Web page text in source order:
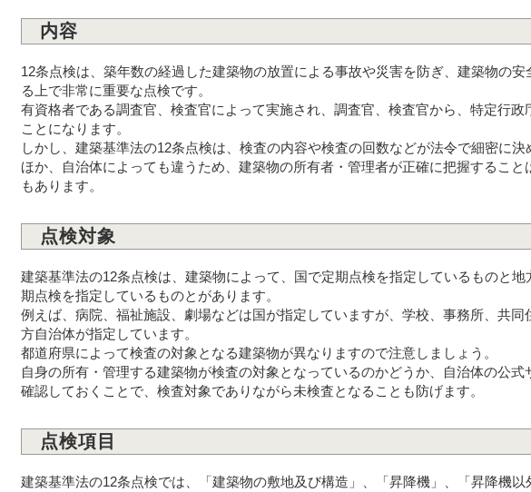
内容
12条点検は、築年数の経過した建築物の放置による事故や災害を防ぎ、建築物の安
る上で非常に重要な点検です。
有資格者である調査官、検査官によって実施され、調査官、検査官から、特定行政
ことになります。
しかし、建築基準法の12条点検は、検査の内容や検査の回数などが法令で細密に決
ほか、自治体によっても違うため、建築物の所有者・管理者が正確に把握すること
もあります。
点検対象
建築基準法の12条点検は、建築物によって、国で定期点検を指定しているものと地
期点検を指定しているものとがあります。
例えば、病院、福祉施設、劇場などは国が指定していますが、学校、事務所、共同
方自治体が指定しています。
都道府県によって検査の対象となる建築物が異なりますので注意しましょう。
自身の所有・管理する建築物が検査の対象となっているのかどうか、自治体の公式
確認しておくことで、検査対象でありながら未検査となることも防げます。
点検項目
建築基準法の12条点検では、「建築物の敷地及び構造」、「昇降機」、「昇降機以